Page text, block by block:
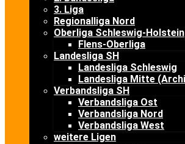
3. Liga
Regionalliga Nord
Oberliga Schleswig-Holstein
Flens-Oberliga
Landesliga SH
Landesliga Schleswig
Landesliga Mitte
Verbandsliga SH
Verbandsliga Ost
Verbandsliga Nord
Verbandsliga West
weitere Ligen